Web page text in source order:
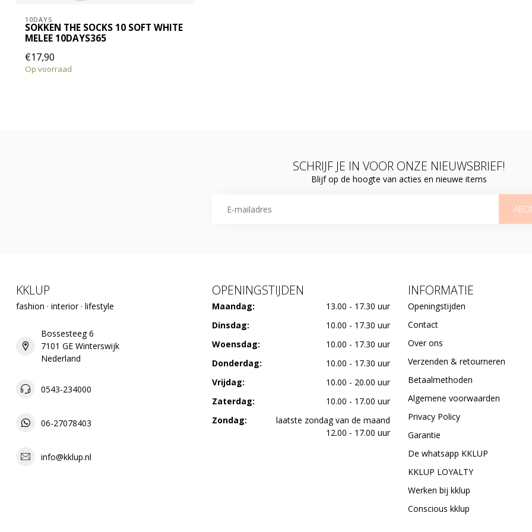
10DAYS
SOKKEN THE SOCKS 10 SOFT WHITE
MELEE 10DAYS365
€17,90
Op voorraad
SCHRIJF JE IN VOOR ONZE NIEUWSBRIEF!
Blijf op de hoogte van acties en nieuwe items
KKLUP
fashion · interior · lifestyle
Bossesteeg 6
7101 GE Winterswijk
Nederland
0543-234000
06-27078403
info@kklup.nl
OPENINGSTIJDEN
Maandag:
13.00 - 17.30 uur
Dinsdag:
10.00 - 17.30 uur
Woensdag:
10.00 - 17.30 uur
Donderdag:
10.00 - 17.30 uur
Vrijdag:
10.00 - 20.00 uur
Zaterdag:
10.00 - 17.00 uur
Zondag:
laatste zondag van de maand
12.00 - 17.00 uur
INFORMATIE
Openingstijden
Contact
Over ons
Verzenden & retourneren
Betaalmethoden
Algemene voorwaarden
Privacy Policy
Garantie
De whatsapp KKLUP
KKLUP LOYALTY
Werken bij kklup
Conscious kklup